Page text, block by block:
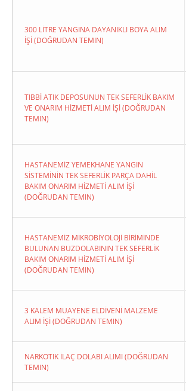
300 LİTRE YANGINA DAYANIKLI BOYA ALIM
İŞİ (DOĞRUDAN TEMIN)
TIBBİ ATIK DEPOSUNUN TEK SEFERLİK BAKIM
VE ONARIM HİZMETİ ALIM İŞİ (DOĞRUDAN
TEMIN)
HASTANEMİZ YEMEKHANE YANGIN
SİSTEMİNİN TEK SEFERLİK PARÇA DAHİL
BAKIM ONARIM HİZMETİ ALIM İŞİ
(DOĞRUDAN TEMIN)
HASTANEMİZ MİKROBİYOLOJİ BİRİMİNDE
BULUNAN BUZDOLABININ TEK SEFERLİK
BAKIM ONARIM HİZMETİ ALIM İŞİ
(DOĞRUDAN TEMIN)
3 KALEM MUAYENE ELDİVENİ MALZEME
ALIM İŞİ (DOĞRUDAN TEMIN)
NARKOTIK İLAÇ DOLABI ALIMI (DOĞRUDAN
TEMIN)